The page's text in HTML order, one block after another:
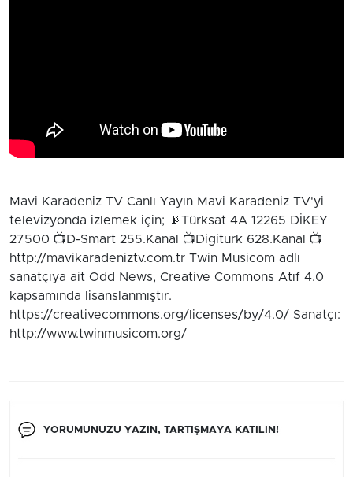
Mavi Karadeniz TV Canlı Yayın Mavi Karadeniz TV'yi
televizyonda izlemek için; 📡Türksat 4A 12265 DİKEY
27500 📺D-Smart 255.Kanal 📺Digiturk 628.Kanal 📺
http://mavikaradeniztv.com.tr Twin Musicom adlı
sanatçıya ait Odd News, Creative Commons Atıf 4.0
kapsamında lisanslanmıştır.
https://creativecommons.org/licenses/by/4.0/ Sanatçı:
http://www.twinmusicom.org/
YORUMUNUZU YAZIN, TARTIŞMAYA KATILIN!